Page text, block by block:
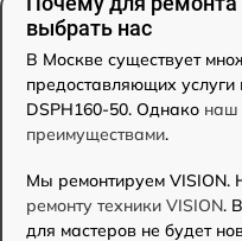
выбрать нас
В Москве существует
предоставляющих услуги
DSPH160-50. Однако наш
преимуществами.
Мы ремонтируем VISION.
ремонту техники VISION.
для мастеров не будет